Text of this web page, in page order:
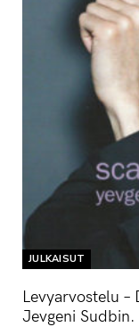
JULKAISUT
Levyarvostelu –
Jevgeni Sudbin.